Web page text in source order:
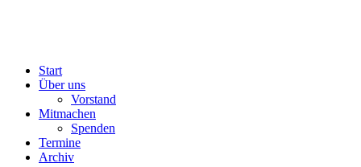
Start
Über uns
Vorstand
Mitmachen
Spenden
Termine
Archiv